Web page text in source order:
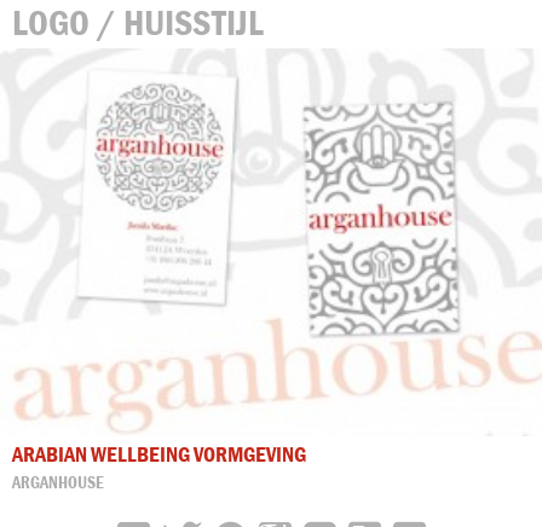
LOGO / HUISSTIJL
ARABIAN WELLBEING VORMGEVING
ARGANHOUSE